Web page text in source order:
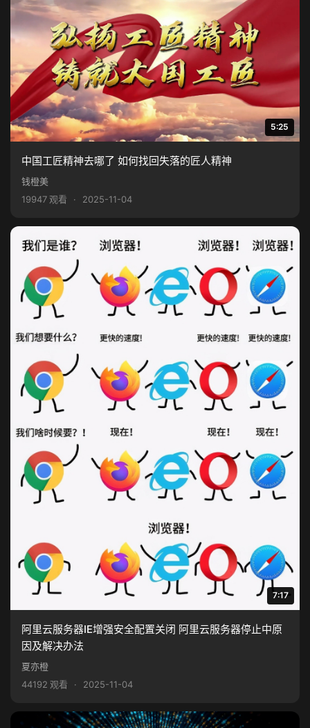
5:25
中国工匠精神去哪了 如何找回失落的匠人精神
钱橙美
19947 观看
· 2025-11-04
7:17
阿里云服务器IE增强安全配置关闭 阿里云服务器停止中原
因及解决办法
夏亦橙
44192 观看
· 2025-11-04